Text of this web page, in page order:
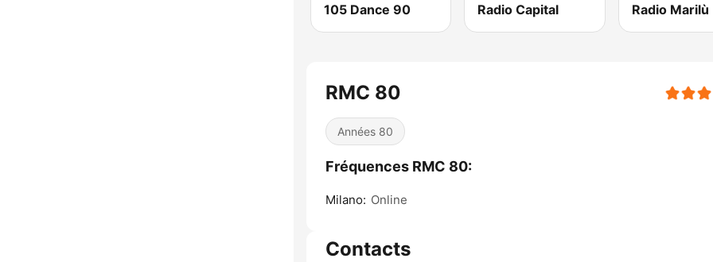
105 Dance 90 Radio Capital Radio Marilù
RMC 80
Années 80
Fréquences RMC 80:
Milano: Online
Contacts